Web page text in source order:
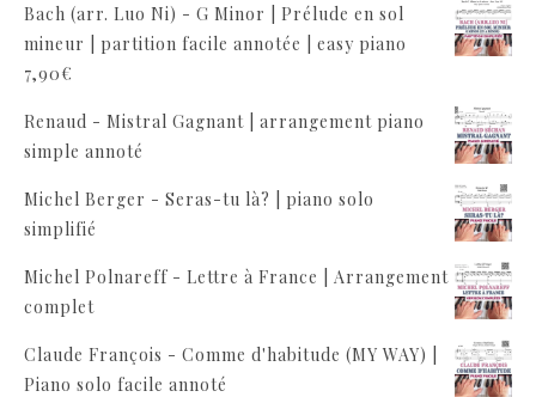
Bach (arr. Luo Ni) - G Minor | Prélude en sol
mineur | partition facile annotée | easy piano
7,90€
Renaud - Mistral Gagnant | arrangement piano
simple annoté
Michel Berger - Seras-tu là? | piano solo
simplifié
Michel Polnareff - Lettre à France | Arrangement
complet
Claude François - Comme d'habitude (MY WAY) |
Piano solo facile annoté